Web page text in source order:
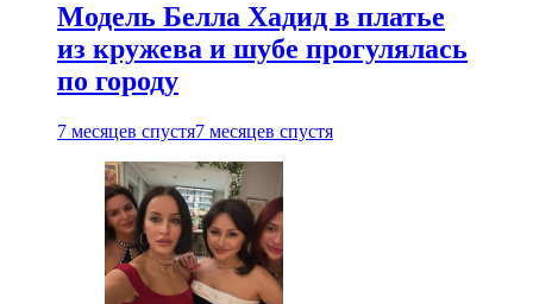
Модель Белла Хадид в платье
из кружева и шубе прогулялась
по городу
7 месяцев спустя7 месяцев спустя